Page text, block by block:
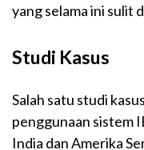
yang selama ini sulit
Studi Kasus
Salah satu studi
penggunaan sistem
India dan Amerika